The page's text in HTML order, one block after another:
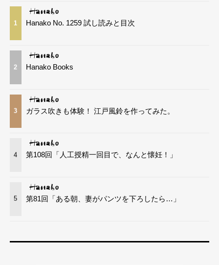
1 Hanako No. 1259 試し読みと目次
2 Hanako Books
3 ガラス吹きも体験！ 江戸風鈴を作ってみた。
4 第108回「人工授精一回目で、なんと懐妊！」
5 第81回「ある朝、妻がパンツを下ろしたら…」